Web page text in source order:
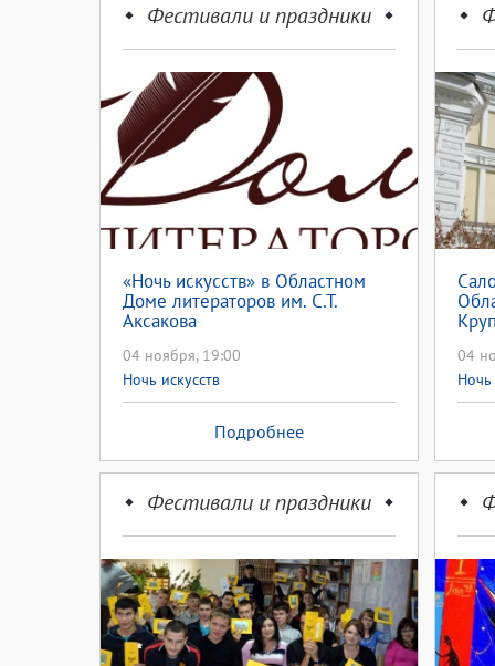
Фестивали и праздники
«Ночь искусств» в Областном
Доме литераторов им. С.Т.
Аксакова
04 ноября, 19:00
Ночь искусств
Подробнее
за 2
04
Ночь
Фестивали и праздники